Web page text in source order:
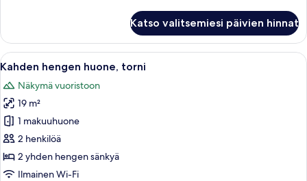
huone,
parveke
Katso valitsemiesi päivien hinnat
Avaa
kaikki
huonetyypin
Kahden
hengen
huone,
torni
kuvat
Hotellihuone, jossa on kaksi
11
Kahden hengen huone, torni
Näkymä vuoristoon
19 m²
1 makuuhuone
2 henkilöä
2 yhden hengen sänkyä
Ilmainen Wi-Fi